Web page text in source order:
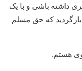
داشته باشی و با یک
بازگردید که حق مسلم
هستم.